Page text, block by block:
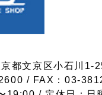
都文京区小石川1-
/ FAX：03-